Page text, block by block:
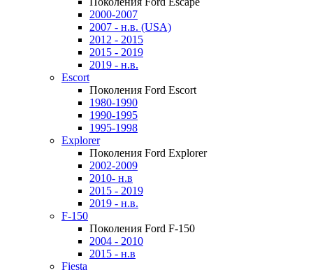
2000-2007
2007 - н.в. (USA)
2012 - 2015
2015 - 2019
2019 - н.в.
Escort
Поколения Ford Escort
1980-1990
1990-1995
1995-1998
Explorer
Поколения Ford Explorer
2002-2009
2010- н.в
2015 - 2019
2019 - н.в.
F-150
Поколения Ford F-150
2004 - 2010
2015 - н.в
Fiesta